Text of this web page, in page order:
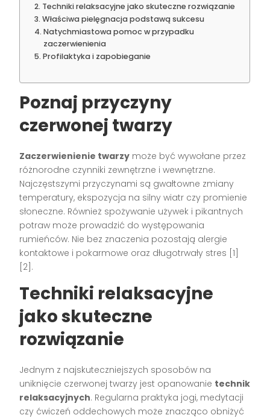
Techniki relaksacyjne jako skuteczne rozwiązanie
Właściwa pielęgnacja podstawą sukcesu
Natychmiastowa pomoc w przypadku
zaczerwienienia
Profilaktyka i zapobieganie
Poznaj przyczyny
czerwonej twarzy
Zaczerwienienie twarzy może być wywołane przez
różnorodne czynniki zewnętrzne i wewnętrzne.
Najczęstszymi przyczynami są gwałtowne zmiany
temperatury, ekspozycja na silny wiatr czy promienie
słoneczne. Również spożywanie używek i pikantnych
potraw może prowadzić do występowania
rumieńców. Nie bez znaczenia pozostają alergie
kontaktowe i pokarmowe oraz długotrwały stres [1]
[2].
Techniki relaksacyjne
jako skuteczne
rozwiązanie
Jednym z najskuteczniejszych sposobów na
uniknięcie czerwonej twarzy jest opanowanie technik
relaksacyjnych. Regularna praktyka jogi, medytacji
czy ćwiczeń oddechowych może znacząco obniżyć